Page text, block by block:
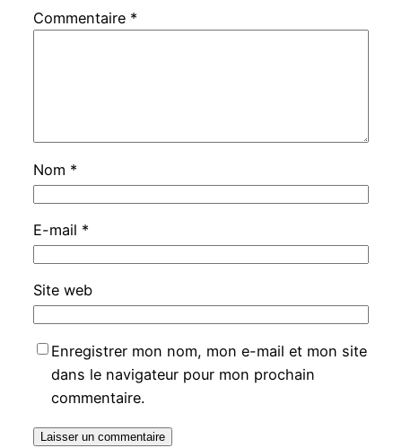
Commentaire *
Nom *
E-mail *
Site web
Enregistrer mon nom, mon e-mail et mon site
dans le navigateur pour mon prochain
commentaire.